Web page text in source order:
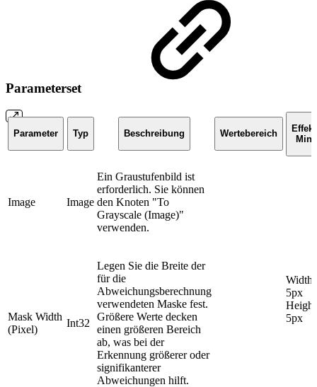
Parameterset
Parameter Typ Beschreibung Wertebereich
Effekt
Min
Image Image
Ein Graustufenbild ist
erforderlich. Sie können
den Knoten "To
Grayscale (Image)"
verwenden.
Mask Width
(Pixel)
Int32
Legen Sie die Breite der
für die
Abweichungsberechnung
verwendeten Maske fest.
Größere Werte decken
einen größeren Bereich
ab, was bei der
Erkennung größerer oder
signifikanterer
Abweichungen hilft.
Width:
5px
5px